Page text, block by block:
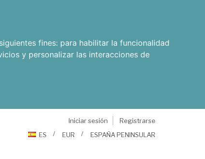
fines: para habilitar la funcionalidad
y personalizar las interacciones de
Iniciar sesión
Registrarse
ES
EUR ESPAÑA PENINSULAR